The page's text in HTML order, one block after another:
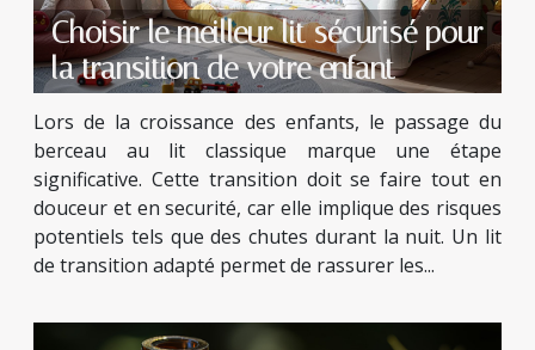
Choisir le meilleur lit sécurisé pour
la transition de votre enfant
Lors de la croissance des enfants, le passage du
berceau au lit classique marque une étape
significative. Cette transition doit se faire tout en
douceur et en securité, car elle implique des risques
potentiels tels que des chutes durant la nuit. Un lit
de transition adapté permet de rassurer les...